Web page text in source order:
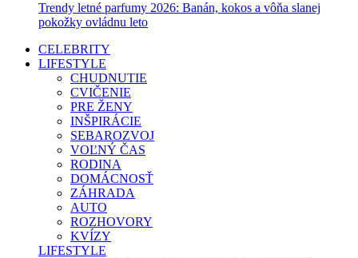
Trendy letné parfumy 2026: Banán, kokos a vôňa slanej
pokožky ovládnu leto
CELEBRITY
LIFESTYLE
CHUDNUTIE
CVIČENIE
PRE ŽENY
INŠPIRÁCIE
SEBAROZVOJ
VOĽNÝ ČAS
RODINA
DOMÁCNOSŤ
ZÁHRADA
AUTO
ROZHOVORY
KVÍZY
LIFESTYLE